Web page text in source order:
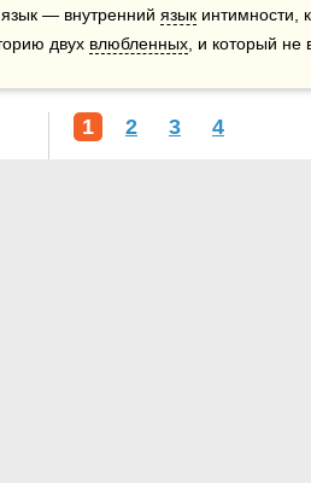
— внутренний язык интимности,
двух влюбленных , и который не
1 2 3 4